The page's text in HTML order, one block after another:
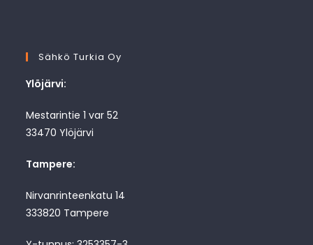
Sähkö Turkia Oy
Ylöjärvi:
Mestarintie 1 var 52
33470 Ylöjärvi
Tampere:
Nirvanrinteenkatu 14
333820 Tampere